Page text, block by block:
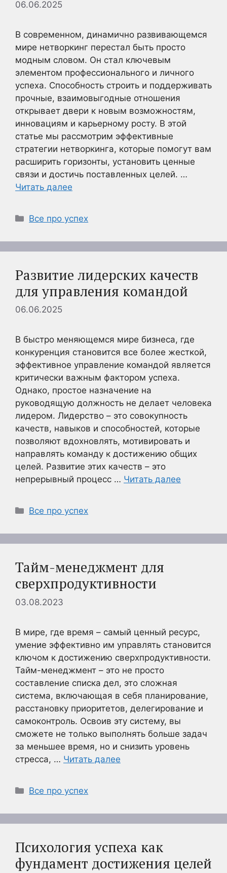
06.06.2025
В современном, динамично развивающемся
мире нетворкинг перестал быть просто
модным словом. Он стал ключевым
элементом профессионального и личного
успеха. Способность строить и поддерживать
прочные, взаимовыгодные отношения
открывает двери к новым возможностям,
инновациям и карьерному росту. В этой
статье мы рассмотрим эффективные
стратегии нетворкинга, которые помогут вам
расширить горизонты, установить ценные
связи и достичь поставленных целей. …
Читать далее
Рубрики
Все про успех
Развитие лидерских качеств
для управления командой
06.06.2025
В быстро меняющемся мире бизнеса, где
конкуренция становится все более жесткой,
эффективное управление командой является
критически важным фактором успеха.
Однако, простое назначение на
руководящую должность не делает человека
лидером. Лидерство – это совокупность
качеств, навыков и способностей, которые
позволяют вдохновлять, мотивировать и
направлять команду к достижению общих
целей. Развитие этих качеств – это
непрерывный процесс … Читать далее
Рубрики
Все про успех
Тайм-менеджмент для
сверхпродуктивности
03.08.2023
В мире, где время – самый ценный ресурс,
умение эффективно им управлять становится
ключом к достижению сверхпродуктивности.
Тайм-менеджмент – это не просто
составление списка дел, это сложная
система, включающая в себя планирование,
расстановку приоритетов, делегирование и
самоконтроль. Освоив эту систему, вы
сможете не только выполнять больше задач
за меньшее время, но и снизить уровень
стресса, … Читать далее
Рубрики
Все про успех
Психология успеха как
фундамент достижения целей